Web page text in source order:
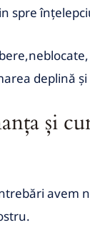
spre
deplină și
și
avem